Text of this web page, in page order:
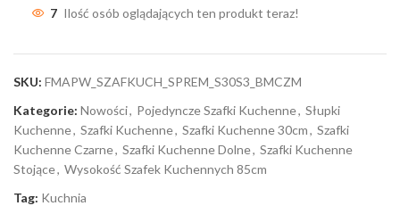
7 Ilość osób oglądających ten produkt teraz!
SKU: FMAPW_SZAFKUCH_SPREM_S30S3_BMCZM
Kategorie: Nowości, Pojedyncze Szafki Kuchenne, Słupki
Kuchenne, Szafki Kuchenne, Szafki Kuchenne 30cm, Szafki
Kuchenne Czarne, Szafki Kuchenne Dolne, Szafki Kuchenne
Stojące, Wysokość Szafek Kuchennych 85cm
Tag: Kuchnia